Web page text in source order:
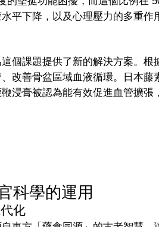
平下降，以及心理壓力的多重作
個課題提供了新的解決方案。
改善骨盆區域血液循環。日本
浸膏被認為能有效促進血管擴張
科學的運用
化